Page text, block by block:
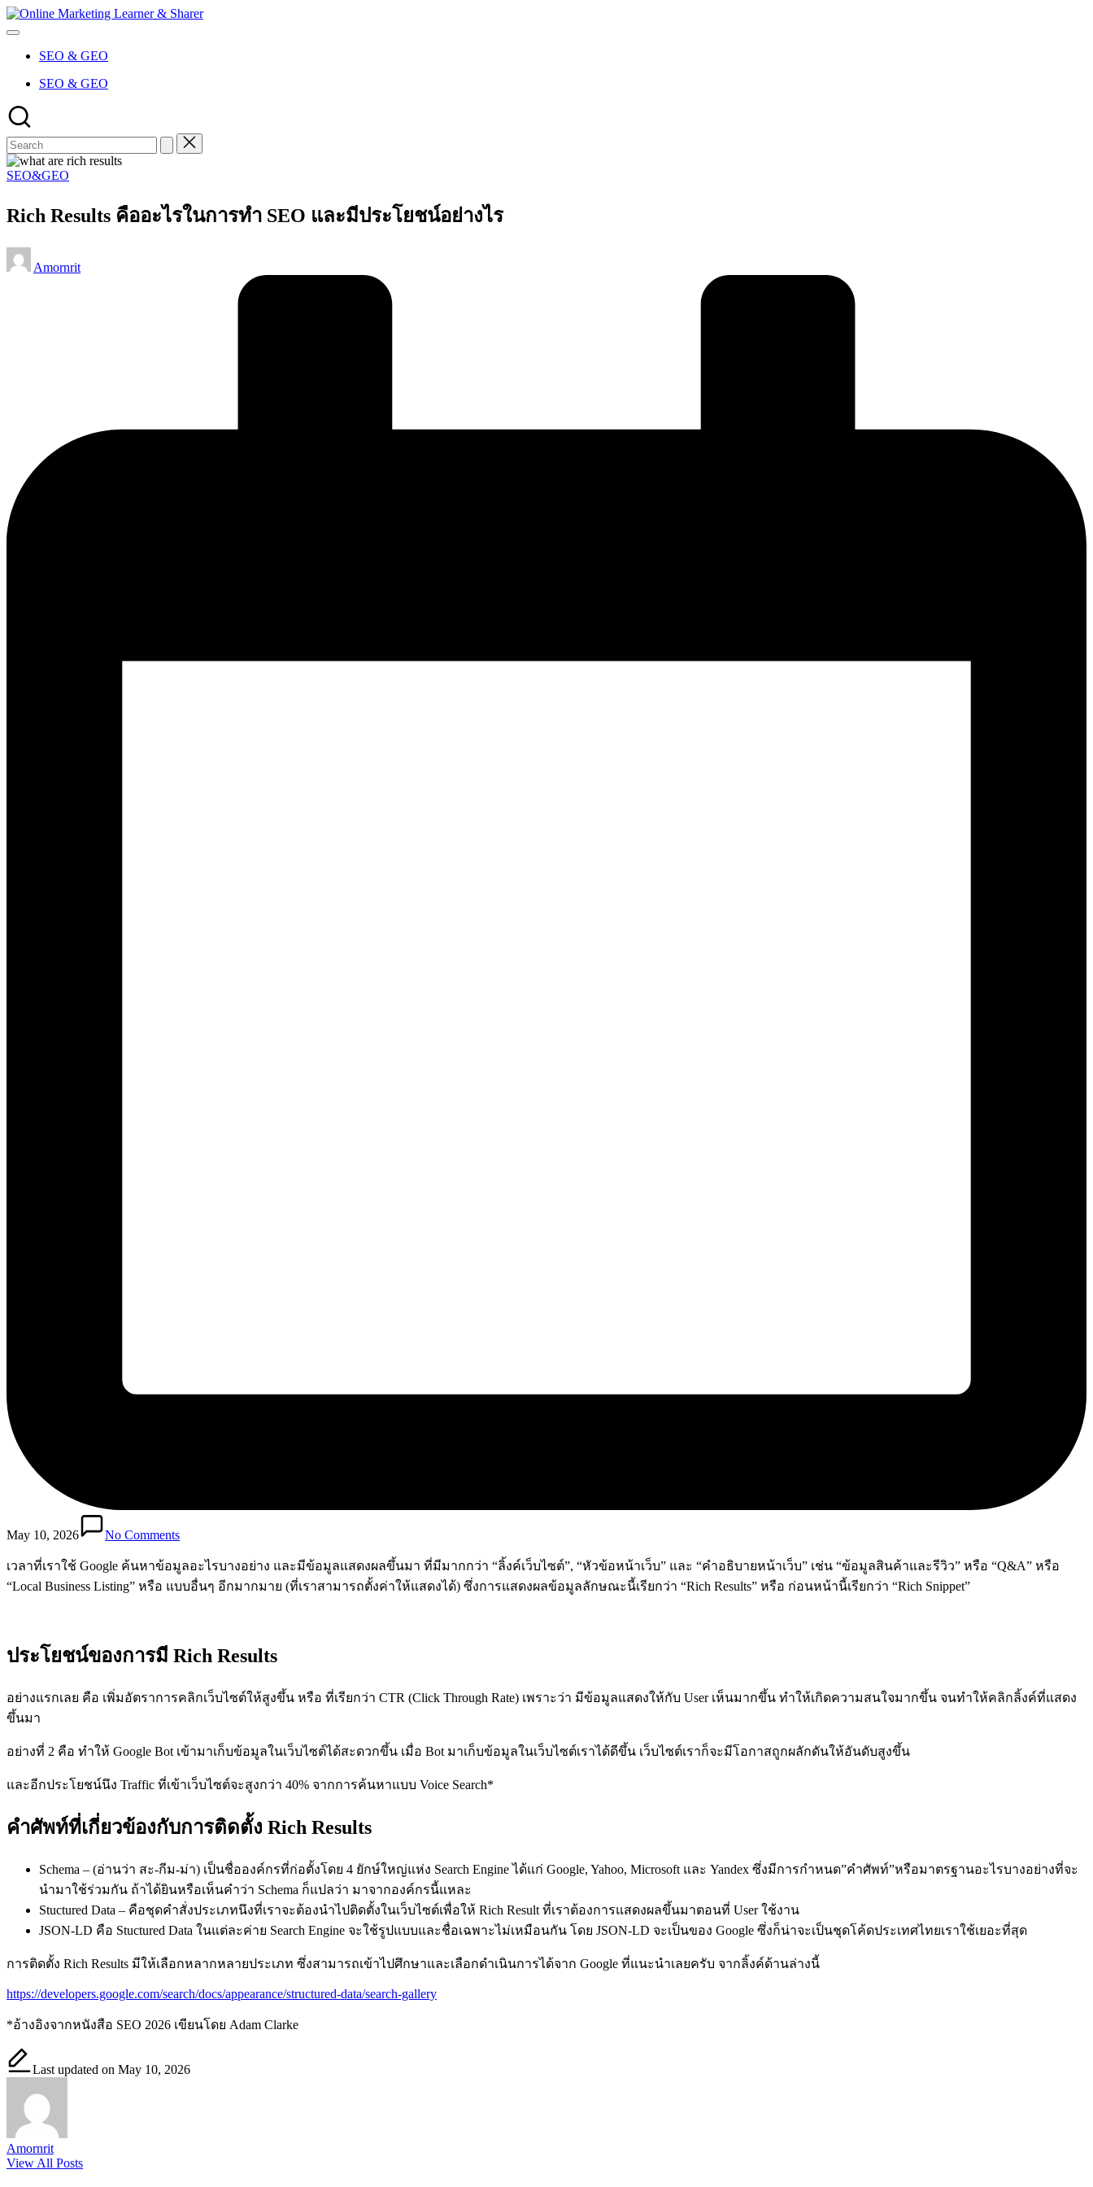
Skip
to
Online
SEO & GEO
SEO & GEO
Posted
SEO&GEO
Rich Results คืออะไรในการทำ SEO และมีประโยชน์อย่างไร
Posted
by
Amornrit
May 10, 2026 No Comments
เวลาที่เราใช้ Google ค้นหาข้อมูลอะไรบางอย่าง และมีข้อมูลแสดงผลขึ้นมา ที่มีมากกว่า “ลิ้งค์เว็บไซต์”, “หัวข้อหน้าเว็บ” และ “คำอธิบายหน้าเว็บ” เช่น “ข้อมูลสินค้าและรีวิว” หรือ “Q&A” หรือ
“Local Business Listing” หรือ แบบอื่นๆ อีกมากมาย (ที่เราสามารถตั้งค่าให้แสดงได้) ซึ่งการแสดงผลข้อมูลลักษณะนี้เรียกว่า “Rich Results” หรือ ก่อนหน้านี้เรียกว่า “Rich Snippet”
ประโยชน์ของการมี Rich Results
อย่างแรกเลย คือ เพิ่มอัตราการคลิกเว็บไซต์ให้สูงขึ้น หรือ ที่เรียกว่า CTR (Click Through Rate) เพราะว่า มีข้อมูลแสดงให้กับ User เห็นมากขึ้น ทำให้เกิดความสนใจมากขึ้น จนทำให้คลิกลิ้งค์ที่แสดง
ขึ้นมา
อย่างที่ 2 คือ ทำให้ Google Bot เข้ามาเก็บข้อมูลในเว็บไซต์ได้สะดวกขึ้น เมื่อ Bot มาเก็บข้อมูลในเว็บไซต์เราได้ดีขึ้น เว็บไซต์เราก็จะมีโอกาสถูกผลักดันให้อันดับสูงขึ้น
และอีกประโยชน์นึง Traffic ที่เข้าเว็บไซต์จะสูงกว่า 40% จากการค้นหาแบบ Voice Search*
คำศัพท์ที่เกี่ยวข้องกับการติดตั้ง Rich Results
Schema – (อ่านว่า สะ-กีม-ม่า) เป็นชื่อองค์กรที่ก่อตั้งโดย 4 ยักษ์ใหญ่แห่ง Search Engine ได้แก่ Google, Yahoo, Microsoft และ Yandex ซึ่งมีการกำหนด”คำศัพท์”หรือมาตรฐานอะไรบางอย่างที่จะ
นำมาใช้ร่วมกัน ถ้าได้ยินหรือเห็นคำว่า Schema ก็แปลว่า มาจากองค์กรนี้แหละ
Stuctured Data – คือชุดคำสั่งประเภทนึงที่เราจะต้องนำไปติดตั้งในเว็บไซต์เพื่อให้ Rich Result ที่เราต้องการแสดงผลขึ้นมาตอนที่ User ใช้งาน
JSON-LD คือ Stuctured Data ในแต่ละค่าย Search Engine จะใช้รูปแบบและชื่อเฉพาะไม่เหมือนกัน โดย JSON-LD จะเป็นของ Google ซึ่งก็น่าจะเป็นชุดโค้ดประเทศไทยเราใช้เยอะที่สุด
การติดตั้ง Rich Results มีให้เลือกหลากหลายประเภท ซึ่งสามารถเข้าไปศึกษาและเลือกดำเนินการได้จาก Google ที่แนะนำเลยครับ จากลิ้งค์ด้านล่างนี้
https://developers.google.com/search/docs/appearance/structured-data/search-gallery
*อ้างอิงจากหนังสือ SEO 2026 เขียนโดย Adam Clarke
Last updated on May 10, 2026
Amornrit
View All Posts